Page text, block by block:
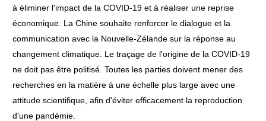
à éliminer l'impact de la COVID-19 et à réaliser une reprise
économique. La Chine souhaite renforcer le dialogue et la
communication avec la Nouvelle-Zélande sur la réponse au
changement climatique. Le traçage de l'origine de la COVID-19
ne doit pas être politisé. Toutes les parties doivent mener des
recherches en la matière à une échelle plus large avec une
attitude scientifique, afin d'éviter efficacement la reproduction
d'une pandémie.